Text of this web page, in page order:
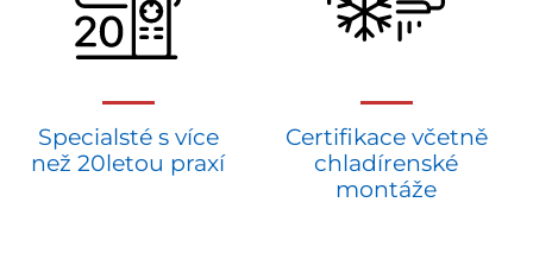
Specialsté s více
než 20letou praxí
Certifikace včetně
chladírenské
montáže